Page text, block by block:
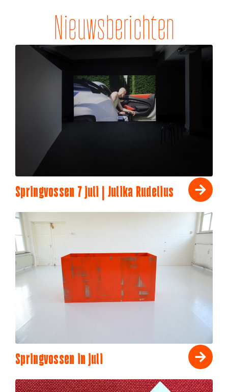
Nieuwsberichten
Springvossen 7 juli | Julika Rudelius
Springvossen in juli